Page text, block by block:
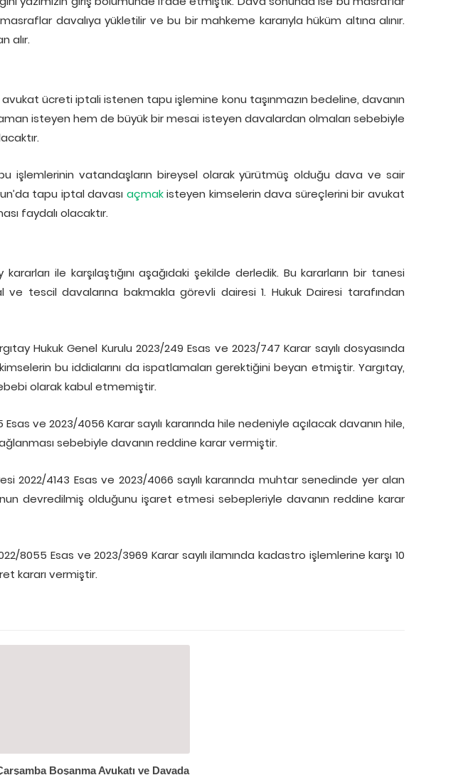
davalıya yükletilir ve bu bir mahkeme kararıyla hüküm altına alınır.
alır.
ücreti iptali istenen tapu işlemine konu taşınmazın bedeline, davanın
isteyen hem de büyük bir mesai isteyen davalardan olmaları sebebiyle
işlemlerinin vatandaşların bireysel olarak yürütmüş olduğu dava ve sair
tapu iptal davası açmakisteyen kimselerin dava süreçlerini bir avukat
faydalı olacaktır.
ile karşılaştığını aşağıdaki şekilde derledik. Bu kararların bir tanesi
ve tescil davalarına bakmakla görevli dairesi 1. Hukuk Dairesi tarafından
Hukuk Genel Kurulu 2023/249 Esas ve 2023/747 Karar sayılı dosyasında
bu iddialarını da ispatlamaları gerektiğini beyan etmiştir. Yargıtay,
olarak kabul etmemiştir.
Esas ve 2023/4056 Karar sayılı kararında hile nedeniyle açılacak davanın hile,
sebebiyle davanın reddine karar vermiştir.
2022/4143 Esas ve 2023/4066 sayılı kararında muhtar senedinde yer alan
devredilmiş olduğunu işaret etmesi sebepleriyle davanın reddine karar
8055 Esas ve 2023/3969 Karar sayılı ilamında kadastro işlemlerine karşı 10
kararı vermiştir.
Boşanma Avukatı ve Davada